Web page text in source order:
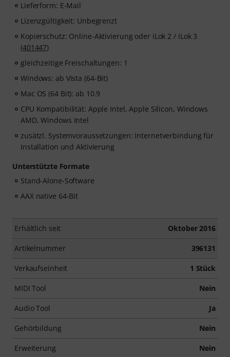
Lieferform: E-Mail
Lizenzgültigkeit: Unbegrenzt
Kopierschutz: Online-Aktivierung oder iLok 2 / iLok 3
(401447)
gleichzeitige Freischaltungen: 1
Windows: ab Vista (64-Bit)
Mac OS (64 Bit): ab 10.9
CPU Kompatibilität: Apple Intel, Apple Silicon, Windows
AMD, Windows Intel
zusätzl. Systemvoraussetzungen: Internetverbindung für
Installation und Aktivierung
Unterstützte Formate
Stand-Alone-Software
AAX native 64-Bit
Erhältlich seit Oktober 2016
Artikelnummer 396131
Verkaufseinheit 1 Stück
MIDI Tool Nein
Audio Tool Ja
Gehörbildung Nein
Erweiterung Nein